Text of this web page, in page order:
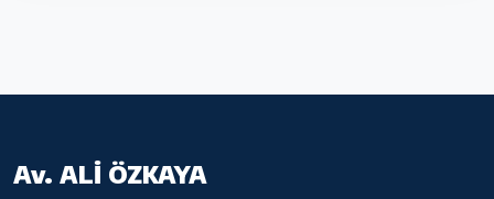
Av. ALİ ÖZKAYA